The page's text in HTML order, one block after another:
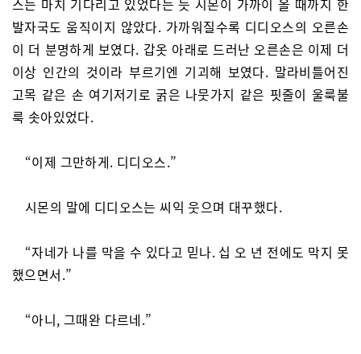
스는 마치 기다리고 있었다는 듯 시몬이 가까이 올 때까지 한
발자국도 움직이지 않았다. 가까워질수록 디디오스의 오른손
이 더 분명하게 보였다. 갑옷 아래로 드러난 오른손은 이제 더
이상 인간의 것이라 부르기엔 기괴해 보였다. 말라비틀어진
고목 같은 손 여기저기로 굵은 나뭇가지 같은 핏줄이 울룩불
룩 솟아있었다.
“이제 그만하게. 디디오스.”
시몬의 말에 디디오스는 씨익 웃으며 대꾸했다.
“자네가 나를 막을 수 있다고 믿나. 십 오 년 전에도 막지 못
했으면서.”
“아니, 그때완 다르네.”